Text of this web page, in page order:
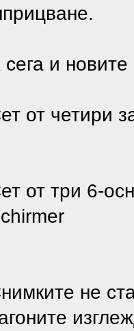
и
от четири
от три 6-
не